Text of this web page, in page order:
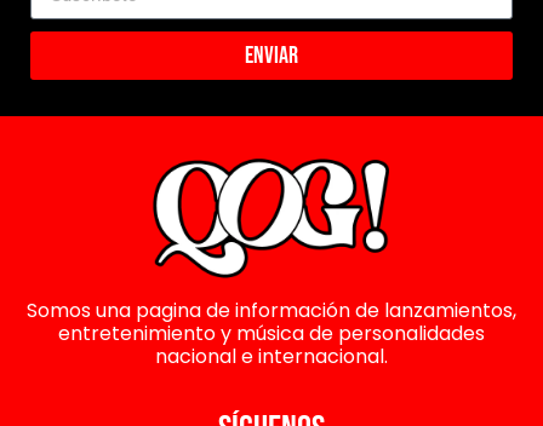
Enviar
Somos una pagina de información de lanzamientos,
entretenimiento y música de personalidades
nacional e internacional.